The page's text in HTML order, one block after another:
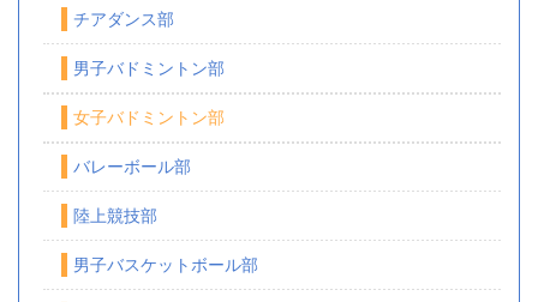
チアダンス部
男子バドミントン部
女子バドミントン部
バレーボール部
陸上競技部
男子バスケットボール部